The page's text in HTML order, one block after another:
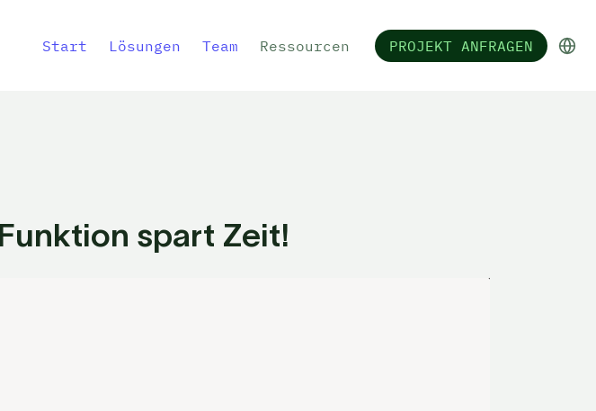
Start Lösungen Team Ressourcen PROJEKT ANFRAGEN
spart Zeit!